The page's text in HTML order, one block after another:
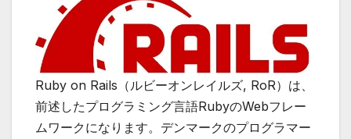
Ruby on Rails（ルビーオンレイルズ, RoR）は、
前述したプログラミング言語RubyのWebフレー
ムワーク になります。デンマークのプログラマー